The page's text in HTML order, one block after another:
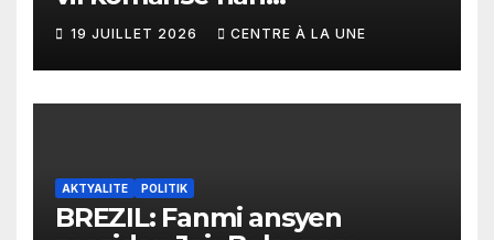
rekonstriksyon lespri moun
yo
19 JUILLET 2026 CENTRE À LA UNE
AKTYALITE POLITIK
BREZIL: Fanmi ansyen